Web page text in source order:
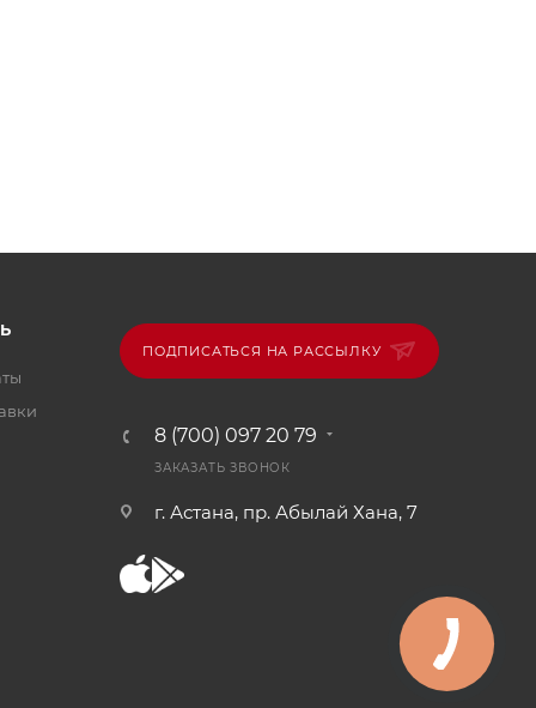
ПОДПИСАТЬСЯ НА РАССЫЛКУ
8 (700) 097 20 79
ЗАКАЗАТЬ ЗВОНОК
г. Астана, пр. Абылай Хана, 7